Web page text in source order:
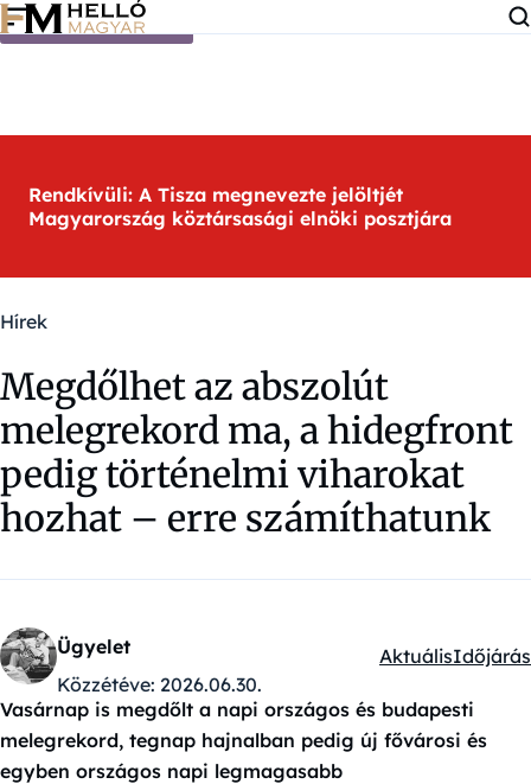
Ugrás a tartalomra
Rendkívüli: A Tisza megnevezte jelöltjét
Magyarország köztársasági elnöki posztjára
Hírek
Megdőlhet az abszolút
melegrekord ma, a hidegfront
pedig történelmi viharokat
hozhat – erre számíthatunk
Ügyelet
Közzétéve: 2026.06.30.
Kategóriák:
AktuálisIdőjárás
Vasárnap is megdőlt a napi országos és budapesti
melegrekord, tegnap hajnalban pedig új fővárosi és
egyben országos napi legmagasabb